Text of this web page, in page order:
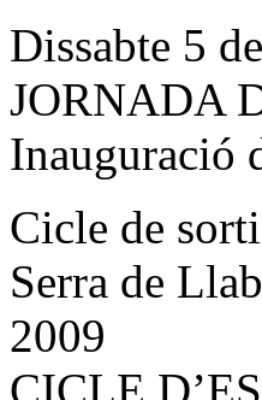
Dissabte 5
JORNADA
Inauguració
Cicle de
Serra de
2009